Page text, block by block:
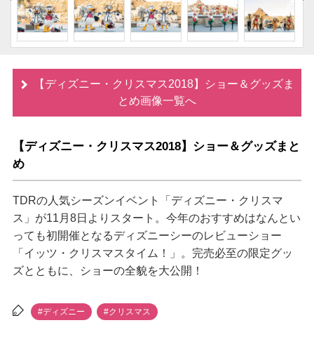
【ディズニー・クリスマス2018】ショー＆グッズま
とめ画像一覧へ
【ディズニー・クリスマス2018】ショー＆グッズまと
め
TDRの人気シーズンイベント「ディズニー・クリスマ
ス」が11月8日よりスタート。今年のおすすめはなんとい
っても初開催となるディズニーシーのレビューショー
「イッツ・クリスマスタイム！」。完売必至の限定グッ
ズとともに、ショーの全貌を大公開！
#ディズニー #クリスマス